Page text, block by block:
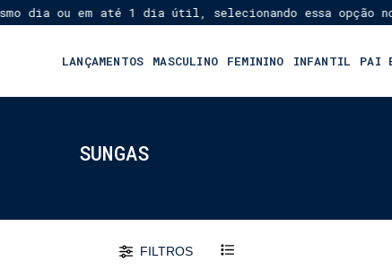
dia ou em até 1 dia útil, selecionando essa opção no
LANÇAMENTOS MASCULINO FEMININO INFANTIL PAI
SUNGAS
FILTROS